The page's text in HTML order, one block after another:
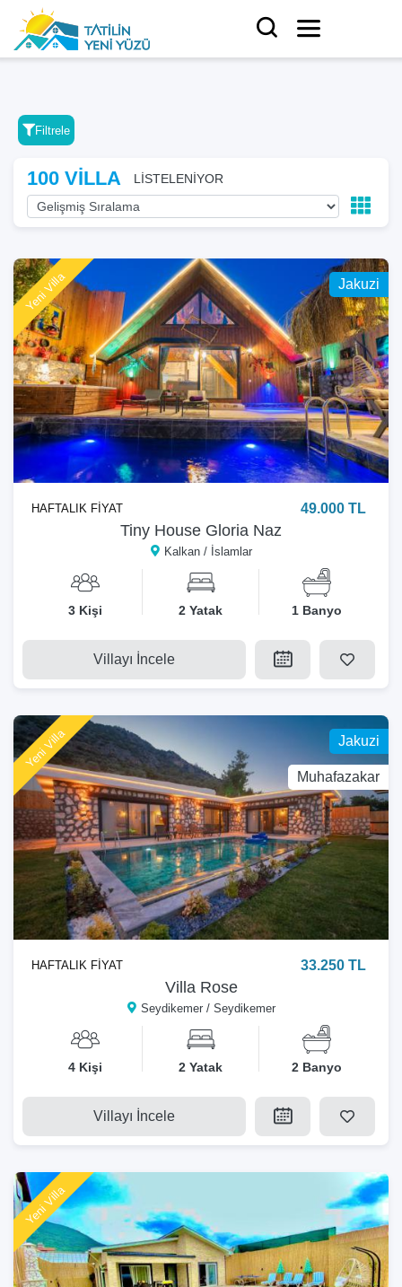
Filtrele
100 VİLLA LİSTELENİYOR
Jakuzi
Yeni Villa
Tiny House Gloria Naz
Kalkan / İslamlar
HAFTALIK FİYAT 49.000 TL
3 Kişi 2 Yatak 1 Banyo
Villayı İncele
Jakuzi
Muhafazakar
Yeni Villa
Villa Rose
Seydikemer / Seydikemer
HAFTALIK FİYAT 33.250 TL
4 Kişi 2 Yatak 2 Banyo
Villayı İncele
Yeni Villa